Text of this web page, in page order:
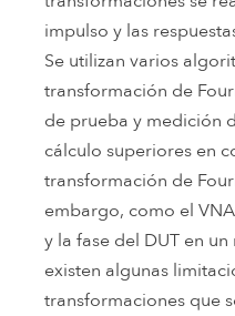
impulso y las
Se utilizan varios
transformación de
de prueba y medición
cálculo superiores en
transformación de
embargo, como el
y la fase del DUT en
existen algunas
transformaciones que